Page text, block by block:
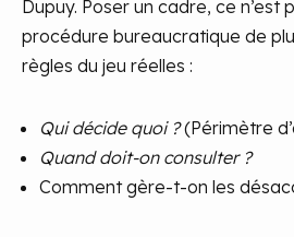
Dupuy. Poser un cadre, ce n’est
procédure bureaucratique de
règles du jeu réelles :
Qui décide quoi ?(Périmètre
Quand doit-on consulter ?
Comment gère-t-on les